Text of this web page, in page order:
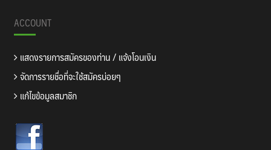
ACCOUNT
แสดงรายการสมัครของท่าน / แจ้งโอนเงิน
จัดการรายชื่อที่จะใช้สมัครบ่อยๆ
แก้ไขข้อมูลสมาชิก